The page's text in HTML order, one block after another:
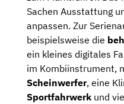
Sachen Ausstattung
anpassen. Zur
beispielsweise die
ein kleines digitales
im Kombiinstrument,
Scheinwerfer, eine
Sportfahrwerk und